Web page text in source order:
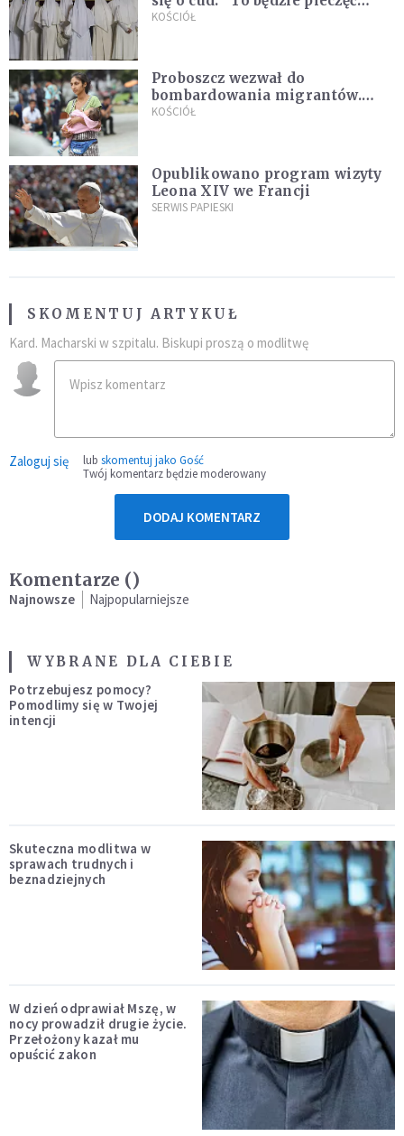
Pana Boga dla naszej wiary"
KOŚCIÓŁ
Proboszcz wezwał do
bombardowania migrantów.
"Masowy ogień przeciwko
KOŚCIÓŁ
Opublikowano program wizyty
Leona XIV we Francji
SERWIS PAPIESKI
SKOMENTUJ ARTYKUŁ
Kard. Macharski w szpitalu. Biskupi proszą o modlitwę
Zaloguj się lub skomentuj jako Gość
Twój komentarz będzie moderowany
DODAJ KOMENTARZ
Komentarze ()
Najnowsze Najpopularniejsze
WYBRANE DLA CIEBIE
Potrzebujesz pomocy?
Pomodlimy się w Twojej
intencji
Skuteczna modlitwa w
sprawach trudnych i
beznadziejnych
W dzień odprawiał Mszę, w
nocy prowadził drugie życie.
Przełożony kazał mu
opuścić zakon